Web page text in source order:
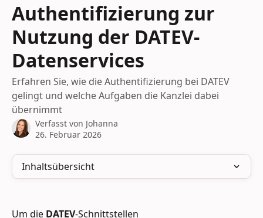
Authentifizierung zur
Nutzung der DATEV-
Datenservices
Erfahren Sie, wie die Authentifizierung bei DATEV
gelingt und welche Aufgaben die Kanzlei dabei
übernimmt
Verfasst von Johanna
26. Februar 2026
Inhaltsübersicht
Um die DATEV-Schnittstellen